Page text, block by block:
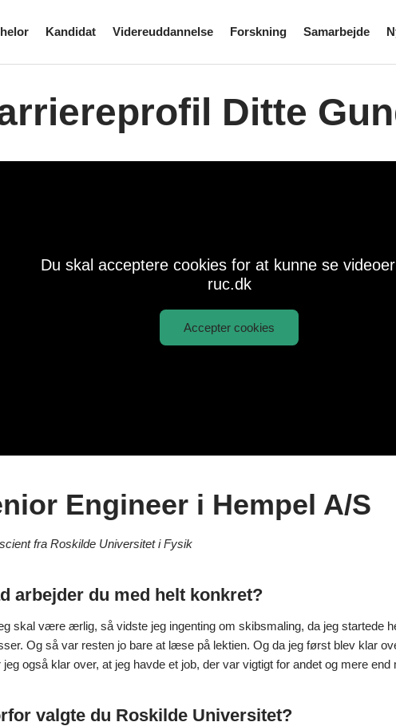
Kandidat Videreuddannelse Forskning Samarbejde
Ditte
Du skal acceptere cookies for at kunne se
ruc.dk
Accepter cookies
Engineeri Hempel A/S
fra Roskilde Universitet i Fysik
arbejder du med helt konkret?
skal være ærlig, så vidste jeg ingenting om skibsmaling, da jeg startede
Og så var resten jo bare at læse på lektien. Og da jeg først blev klar
jeg også klar over, at jeg havde et job, der var vigtigt for andet og mere end
valgte du Roskilde Universitet?